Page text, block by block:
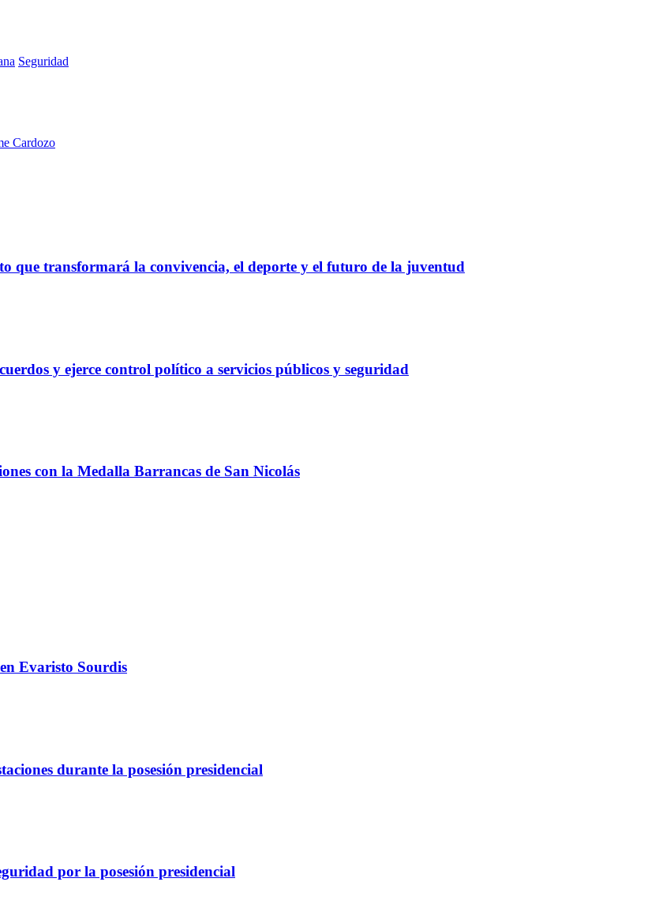
Seguridad
Cardozo
que transformará la convivencia, el deporte y el futuro de la juventud
y ejerce control político a servicios públicos y seguridad
con la Medalla Barrancas de San Nicolás
Evaristo Sourdis
durante la posesión presidencial
por la posesión presidencial